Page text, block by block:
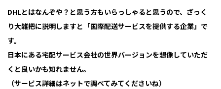
DHLとはなんぞや？と思う方もいらっしゃると思うので、ざっく
り大雑把に説明しますと「国際配送サービスを提供する企業」で
す。
日本にある宅配サービス会社の世界バージョンを想像していただ
くと良いかも知れません。
（サービス詳細はネットで調べてみてくださいね）